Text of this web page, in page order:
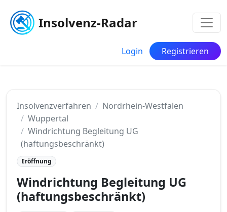
Insolvenz-Radar
Login Registrieren
Insolvenzverfahren
Nordrhein-Westfalen
Wuppertal
Windrichtung Begleitung UG
(haftungsbeschränkt)
Eröffnung
Windrichtung Begleitung UG
(haftungsbeschränkt)